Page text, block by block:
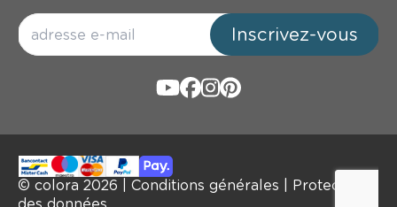
Inscrivez-vous
© colora 2026 Conditions générales
Protection